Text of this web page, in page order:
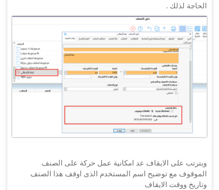
الحاجة لذلك .
ويترتب على الايقاف عد امكانية عمل حركة على الصنف
الموقوف مع توضيح اسم المستخدم الذى اوقف هذا الصنف
وتاريخ ووقت الايقاف